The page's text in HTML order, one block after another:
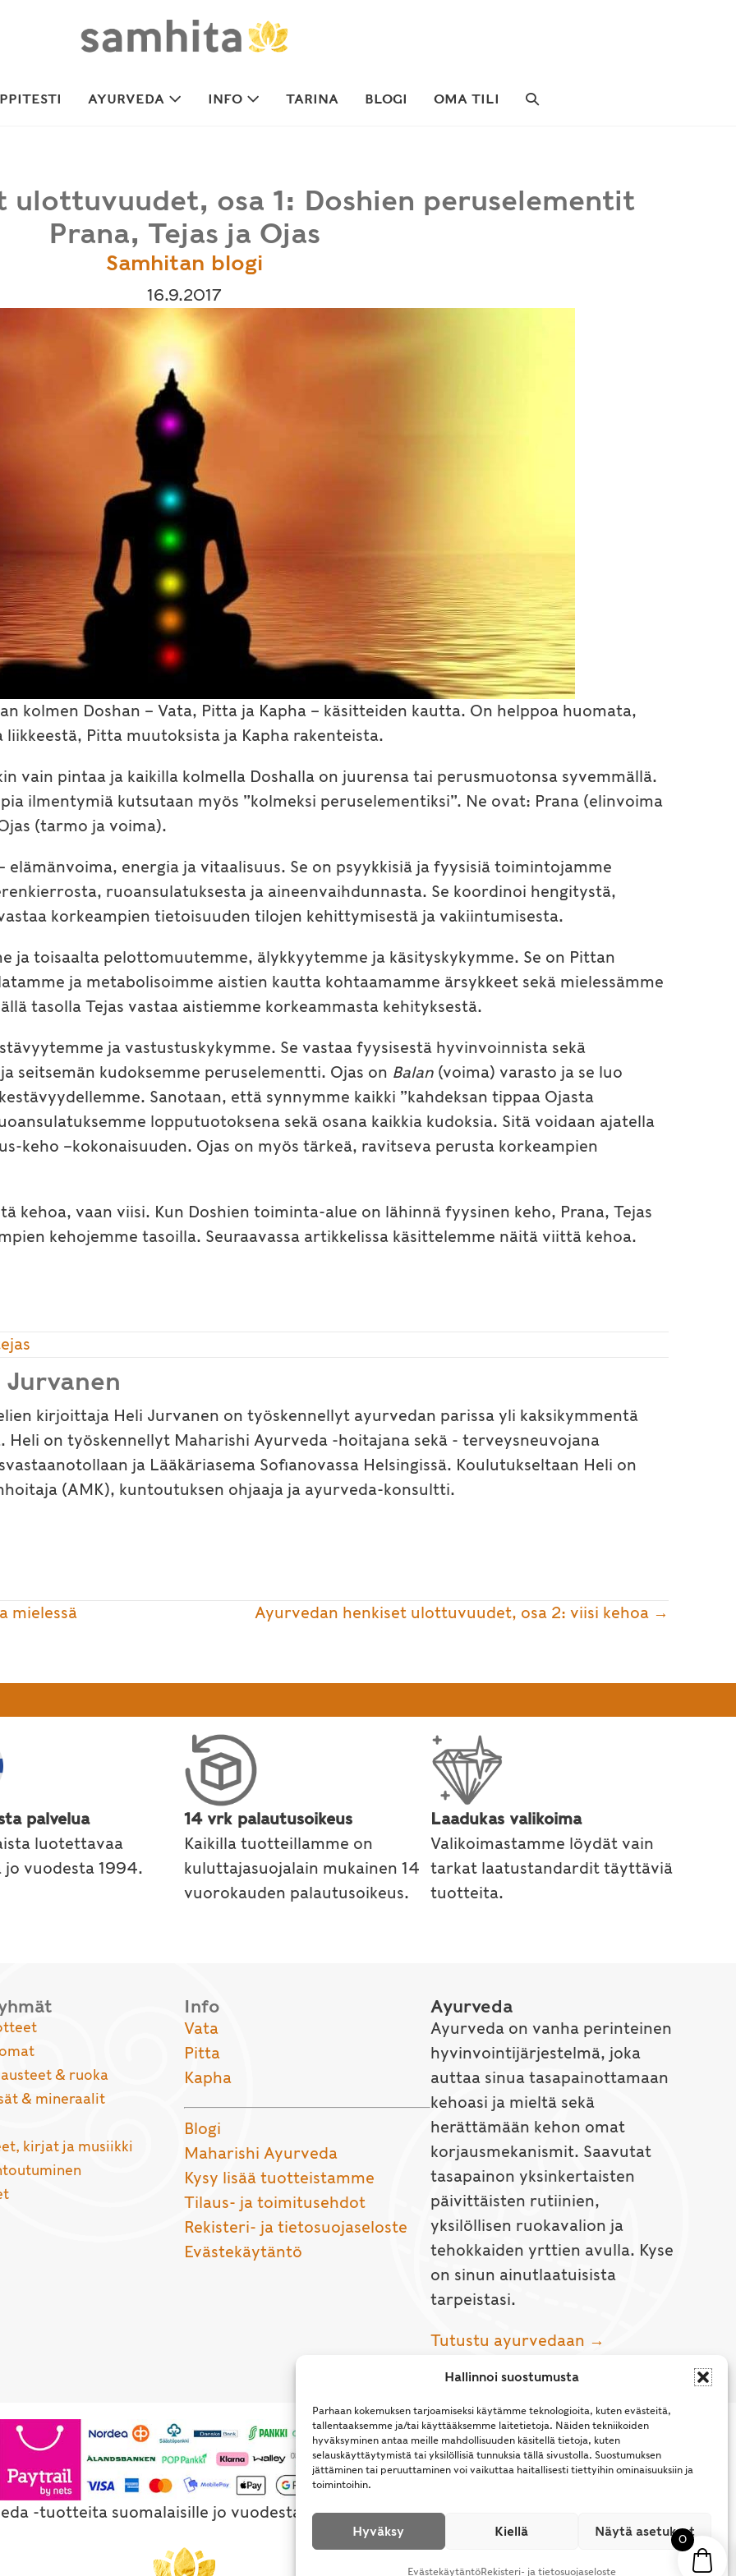
Hallinnoi suostumusta
Parhaan kokemuksen tarjoamiseksi käytämme teknologioita, kuten evästeitä,
tallentaaksemme ja/tai käyttääksemme laitetietoja. Näiden tekniikoiden
hyväksyminen antaa meille mahdollisuuden käsitellä tietoja, kuten
selauskäyttäytymistä tai yksilöllisiä tunnuksia tällä sivustolla. Suostumuksen
jättäminen tai peruuttaminen voi vaikuttaa haitallisesti tiettyihin ominaisuuksiin ja
toimintoihin.
Hyväksy Kiellä Näytä asetukset
EvästekäytäntöRekisteri- ja tietosuojaseloste
AYURVEDA INFO TARINA BLOGI OMA TILI
SEARCH
ulottuvuudet, osa 1: Doshien peruselementit
Prana, Tejas ja Ojas
Samhitan blogi
16.9.2017
kolmen Doshan – Vata, Pitta ja Kapha – käsitteiden kautta. On helppoa huomata,
liikkeestä, Pitta muutoksista ja Kapha rakenteista.
vain pintaa ja kaikilla kolmella Doshalla on juurensa tai perusmuotonsa syvemmällä.
ilmentymiä kutsutaan myös ”kolmeksi peruselementiksi”. Ne ovat: Prana (elinvoima
(tarmo ja voima).
energia ja vitaalisuus. Se on psyykkisiä ja fyysisiä toimintojamme
ruoansulatuksesta ja aineenvaihdunnasta. Se koordinoi hengitystä,
korkeampien tietoisuuden tilojen kehittymisestä ja vakiintumisesta.
ja toisaalta pelottomuutemme, älykkyytemme ja käsityskykymme. Se on Pittan
ja metabolisoimme aistien kautta kohtaamamme ärsykkeet sekä mielessämme
tasolla Tejas vastaa aistiemme korkeammasta kehityksestä.
ja vastustuskykymme. Se vastaa fyysisestä hyvinvoinnista sekä
seitsemän kudoksemme peruselementti. Ojas on Balan (voima) varasto ja se luo
Sanotaan, että synnymme kaikki ”kahdeksan tippaa Ojasta
lopputuotoksena sekä osana kaikkia kudoksia. Sitä voidaan ajatella
keho –kokonaisuuden. Ojas on myös tärkeä, ravitseva perusta korkeampien
kehoa, vaan viisi. Kun Doshien toiminta-alue on lähinnä fyysinen keho, Prana, Tejas
kehojemme tasoilla. Seuraavassa artikkelissa käsittelemme näitä viittä kehoa.
Jurvanen
kirjoittaja Heli Jurvanen on työskennellyt ayurvedan parissa yli kaksikymmentä
Heli on työskennellyt Maharishi Ayurveda -hoitajana sekä - terveysneuvojana
ja Lääkäriasema Sofianovassa Helsingissä. Koulutukseltaan Heli on
(AMK), kuntoutuksen ohjaaja ja ayurveda-konsultti.
mielessä Ayurvedan henkiset ulottuvuudet, osa 2: viisi kehoa →
palvelua
luotettavaa
jo vuodesta 1994.
14 vrk palautusoikeus
Kaikilla tuotteillamme on
kuluttajasuojalain mukainen 14
vuorokauden palautusoikeus.
Laadukas valikoima
Valikoimastamme löydät vain
tarkat laatustandardit täyttäviä
tuotteita.
& ruoka
& mineraalit
kirjat ja musiikki
Info
Vata
Pitta
Kapha
Blogi
Maharishi Ayurveda
Kysy lisää tuotteistamme
Tilaus- ja toimitusehdot
Rekisteri- ja tietosuojaseloste
Evästekäytäntö
Ayurveda
Ayurveda on vanha perinteinen
hyvinvointijärjestelmä, joka
auttaa sinua tasapainottamaan
kehoasi ja mieltä sekä
herättämään kehon omat
korjausmekanismit. Saavutat
tasapainon yksinkertaisten
päivittäisten rutiinien,
yksilöllisen ruokavalion ja
tehokkaiden yrttien avulla. Kyse
on sinun ainutlaatuisista
tarpeistasi.
Tutustu ayurvedaan →
-tuotteita suomalaisille jo vuodesta 1994. All Rights Reserved.
0